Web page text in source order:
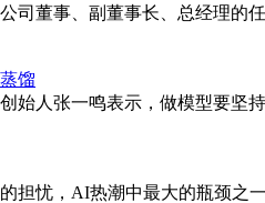
司董事、副董事长、总经理
馏
始人张一鸣表示，做模型要
担忧，AI热潮中最大的瓶颈